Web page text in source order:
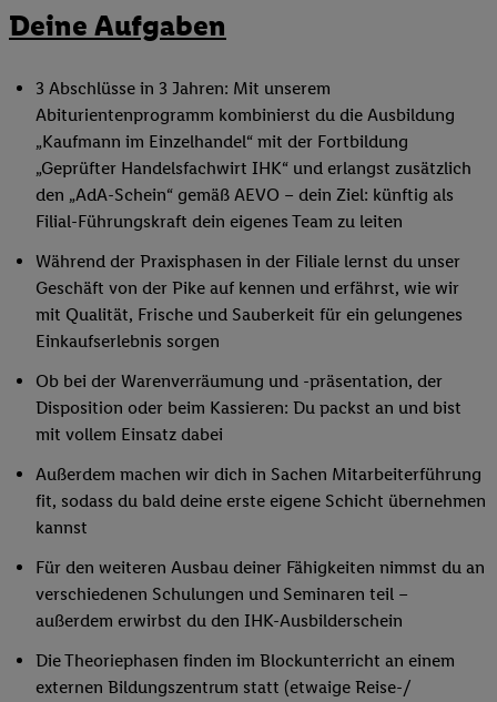
Deine Aufgaben
3 Abschlüsse in 3 Jahren: Mit unserem
Abiturientenprogramm kombinierst du die Ausbildung
„Kaufmann im Einzelhandel“ mit der Fortbildung
„Geprüfter Handelsfachwirt IHK“ und erlangst zusätzlich
den „AdA-Schein“ gemäß AEVO – dein Ziel: künftig als
Filial-Führungskraft dein eigenes Team zu leiten
Während der Praxisphasen in der Filiale lernst du unser
Geschäft von der Pike auf kennen und erfährst, wie wir
mit Qualität, Frische und Sauberkeit für ein gelungenes
Einkaufserlebnis sorgen
Ob bei der Warenverräumung und -präsentation, der
Disposition oder beim Kassieren: Du packst an und bist
mit vollem Einsatz dabei
Außerdem machen wir dich in Sachen Mitarbeiterführung
fit, sodass du bald deine erste eigene Schicht übernehmen
kannst
Für den weiteren Ausbau deiner Fähigkeiten nimmst du an
verschiedenen Schulungen und Seminaren teil –
außerdem erwirbst du den IHK-Ausbilderschein
Die Theoriephasen finden im Blockunterricht an einem
externen Bildungszentrum statt (etwaige Reise-/